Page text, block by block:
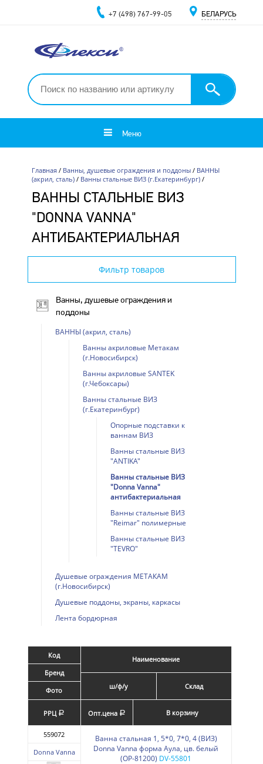
+7 (498) 767-99-05 БЕЛАРУСЬ
Меню
Главная/ Ванны, душевые ограждения и поддоны/ ВАННЫ
(акрил, сталь)/ Ванны стальные ВИЗ (г.Екатеринбург)/
ВАННЫ СТАЛЬНЫЕ ВИЗ
"DONNA VANNA"
АНТИБАКТЕРИАЛЬНАЯ
Фильтр товаров
Ванны, душевые ограждения и
поддоны
ВАННЫ (акрил, сталь)
Ванны акриловые Метакам
(г.Новосибирск)
Ванны акриловые SANTEK
(г.Чебоксары)
Ванны стальные ВИЗ
(г.Екатеринбург)
Опорные подставки к
ваннам ВИЗ
Ванны стальные ВИЗ
"ANTIKA"
Ванны стальные ВИЗ
"Donna Vanna"
антибактериальная
Ванны стальные ВИЗ
"Reimar" полимерные
Ванны стальные ВИЗ
"TEVRO"
Душевые ограждения МЕТАКАМ
(г.Новосибирск)
Душевые поддоны, экраны, каркасы
Лента бордюрная
Код
Бренд
Фото
Наименование
ш/ф/у Склад
РРЦ a Опт.цена a В корзину
559072
Donna Vanna
Ванна стальная 1, 5*0, 7*0, 4 (ВИЗ)
Donna Vanna форма Аула, цв. белый
(ОР-81200) DV-55801